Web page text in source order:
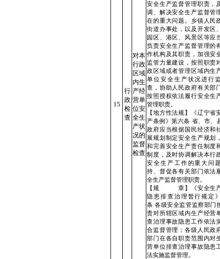
15
行
政
检
查
对本
行政
区域
内生
产经
营单
位安
全生
产状
况的
监督
检查
安全生产监督管理职责，
调、解决安全生产监督管
在的重大问题。乡镇人民
街道办事处，以及开发区
园区、港区、风景区等应
负责安全生产监督管理的
作机构及其职责，加强安
监管力量建设，按照职责
政区域或者管理区域内生
单位安全生产状况进行
查，协助人民政府有关部
按照授权依法履行安全生
管理职责。
【地方性法规】《辽宁省
产条例》第六条 省、市、
政府应当根据国民经济和
展规划制定安全生产规划
和完善安全生产责任制度
制度，及时协调解决本行
安全生产工作的重大问
持、督促各有关部门依法
全生产监督管理职责。
【规 章】《安全生
隐患排查治理暂行规定
条 各级安全监管监察部门
责对所辖区域内生产经营
查治理事故隐患工作依法
合监督管理；各级人民政
部门在各自职责范围内对
营单位排查治理事故隐患
法实施监督管理。